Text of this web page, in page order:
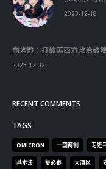
2023-12-18
向均羚：打破美西方政治破
2023-12-02
RECENT COMMENTS
TAGS
OMICRON 一国两制 习近
基本法 复必泰 大湾区